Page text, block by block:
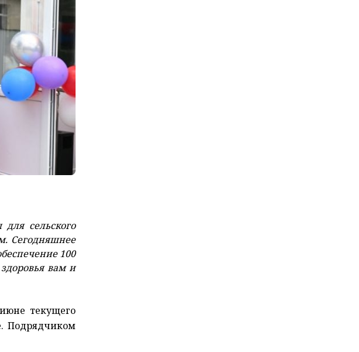
сельского
Сегодняшнее
100
вам и
текущего
Подрядчиком